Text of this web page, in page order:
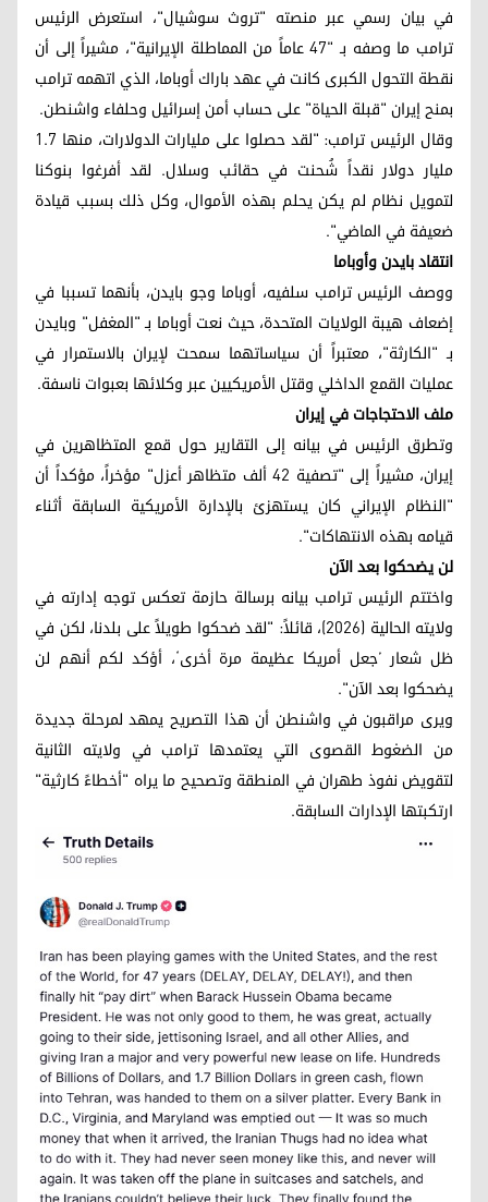
في بيان رسمي عبر منصته "تروث سوشيال"، استعرض الرئيس
ترامب ما وصفه بـ "47 عاماً من المماطلة الإيرانية"، مشيراً إلى أن
نقطة التحول الكبرى كانت في عهد باراك أوباما، الذي اتهمه ترامب
بمنح إيران "قبلة الحياة" على حساب أمن إسرائيل وحلفاء واشنطن.
وقال الرئيس ترامب: "لقد حصلوا على مليارات الدولارات، منها 1.7
مليار دولار نقداً شُحنت في حقائب وسلال. لقد أفرغوا بنوكنا
لتمويل نظام لم يكن يحلم بهذه الأموال، وكل ذلك بسبب قيادة
ضعيفة في الماضي".
انتقاد بايدن وأوباما
ووصف الرئيس ترامب سلفيه، أوباما وجو بايدن، بأنهما تسببا في
إضعاف هيبة الولايات المتحدة، حيث نعت أوباما بـ "المغفل" وبايدن
بـ "الكارثة"، معتبراً أن سياساتهما سمحت لإيران بالاستمرار في
عمليات القمع الداخلي وقتل الأمريكيين عبر وكلائها بعبوات ناسفة.
ملف الاحتجاجات في إيران
وتطرق الرئيس في بيانه إلى التقارير حول قمع المتظاهرين في
إيران، مشيراً إلى "تصفية 42 ألف متظاهر أعزل" مؤخراً، مؤكداً أن
"النظام الإيراني كان يستهزئ بالإدارة الأمريكية السابقة أثناء
قيامه بهذه الانتهاكات".
لن يضحكوا بعد الآن
واختتم الرئيس ترامب بيانه برسالة حازمة تعكس توجه إدارته في
ولايته الحالية (2026)، قائلاً: "لقد ضحكوا طويلاً على بلدنا، لكن في
ظل شعار ’جعل أمريكا عظيمة مرة أخرى‘، أؤكد لكم أنهم لن
يضحكوا بعد الآن".
ويرى مراقبون في واشنطن أن هذا التصريح يمهد لمرحلة جديدة
من الضغوط القصوى التي يعتمدها ترامب في ولايته الثانية
لتقويض نفوذ طهران في المنطقة وتصحيح ما يراه "أخطاءً كارثية"
ارتكبتها الإدارات السابقة.